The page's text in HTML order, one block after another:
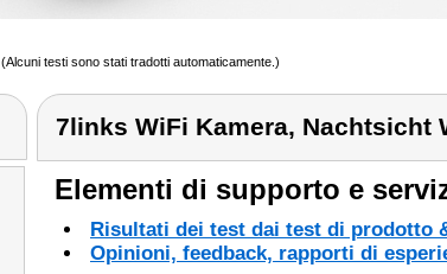
(Alcuni testi sono stati tradotti automaticamente.)
7links WiFi Kamera, Nachtsicht
Elementi di supporto e
Risultati dei test dai test di prodotto
Opinioni, feedback, rapporti di